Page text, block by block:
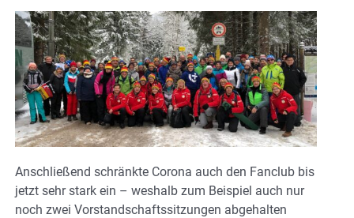
Anschließend schränkte Corona auch den Fanclub bis
jetzt sehr stark ein – weshalb zum Beispiel auch nur
noch zwei Vorstandschaftssitzungen abgehalten